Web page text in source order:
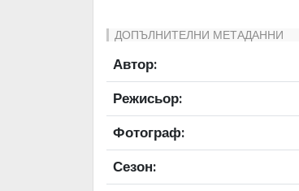
Права за ползване
Предоставяща страна
Качество на изображението
Институция
ДОПЪЛНИТЕЛНИ МЕТАДАННИ
Автор:
Режисьор:
Фотограф:
Сезон: